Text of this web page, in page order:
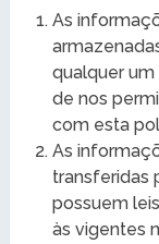
As
qualquer
de nos
com esta
As
transferidas
possuem
às vigentes